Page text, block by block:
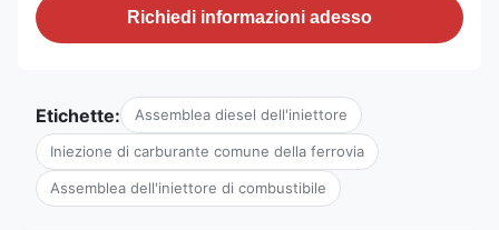
Richiedi informazioni adesso
Etichette: Assemblea diesel dell'iniettore
Iniezione di carburante comune della ferrovia
Assemblea dell'iniettore di combustibile